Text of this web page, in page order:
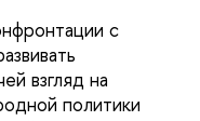
с
взгляд на
политики